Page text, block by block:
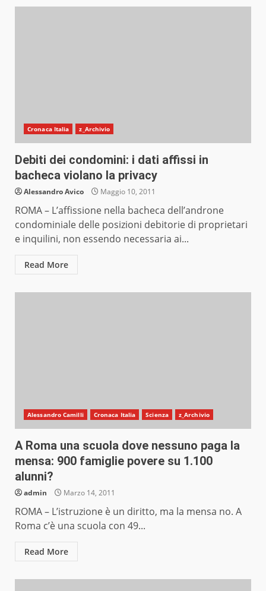
Cronaca Italia z_Archivio
Debiti dei condomini: i dati affissi in
bacheca violano la privacy
Alessandro Avico Maggio 10, 2011
ROMA – L’affissione nella bacheca dell’androne
condominiale delle posizioni debitorie di proprietari
e inquilini, non essendo necessaria ai...
Read More
Alessandro Camilli Cronaca Italia Scienza z_Archivio
A Roma una scuola dove nessuno paga la
mensa: 900 famiglie povere su 1.100
alunni?
admin Marzo 14, 2011
ROMA – L’istruzione è un diritto, ma la mensa no. A
Roma c’è una scuola con 49...
Read More